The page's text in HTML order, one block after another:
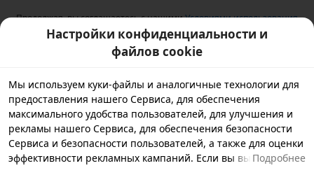
Продолжая, вы соглашаетесь с нашимиУсловиями использования
и подтверждаете, что прочитали нашу Политику
конфиденциальности
Настройки конфиденциальности и
файлов cookie
Мы используем куки-файлы и аналогичные технологии для
предоставления нашего Сервиса, для обеспечения
максимального удобства пользователей, для улучшения и
рекламы нашего Сервиса, для обеспечения безопасности
Сервиса и безопасности пользователей, а также для оценки
эффективности рекламных кампаний. Если вы выбираете
Подробнее